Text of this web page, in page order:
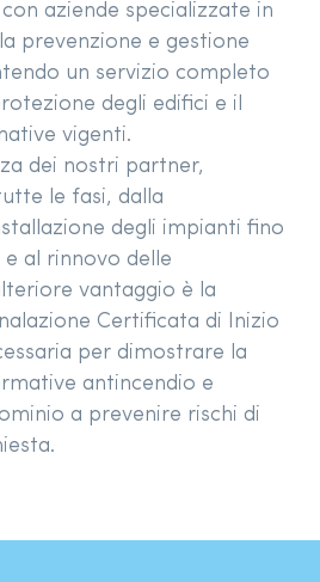
aziende specializzate in
prevenzione e gestione
un servizio completo
degli edifici e il
vigenti.
dei nostri partner,
le fasi, dalla
degli impianti fino
al rinnovo delle
vantaggio è la
Certificata di Inizio
per dimostrare la
antincendio e
a prevenire rischi di